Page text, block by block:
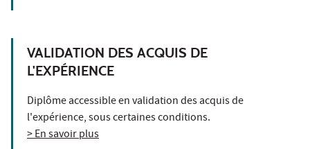
VALIDATION DES ACQUIS DE
L'EXPÉRIENCE
Diplôme accessible en validation des acquis de
l'expérience, sous certaines conditions.
> En savoir plus